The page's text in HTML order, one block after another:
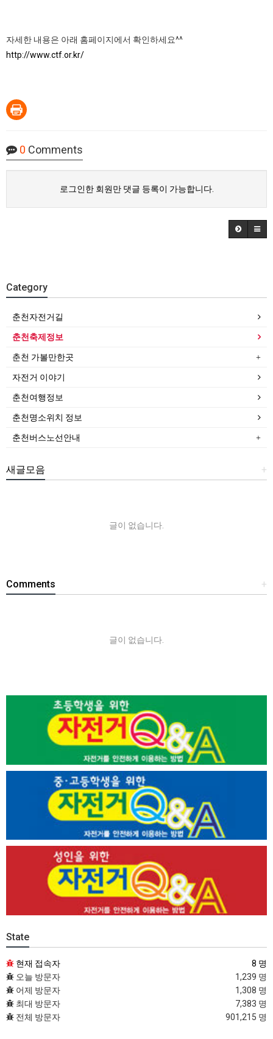
자세한 내용은 아래 홈페이지에서 확인하세요^^
http://www.ctf.or.kr/
0 Comments
로그인한 회원만 댓글 등록이 가능합니다.
Category
춘천자전거길
춘천축제정보
춘천 가볼만한곳
자전거 이야기
춘천여행정보
춘천명소위치 정보
춘천버스노선안내
+
새글모음
글이 없습니다.
+
Comments
글이 없습니다.
State
현재 접속자
8 명
오늘 방문자
1,239 명
어제 방문자
1,308 명
최대 방문자
7,383 명
전체 방문자
901,215 명